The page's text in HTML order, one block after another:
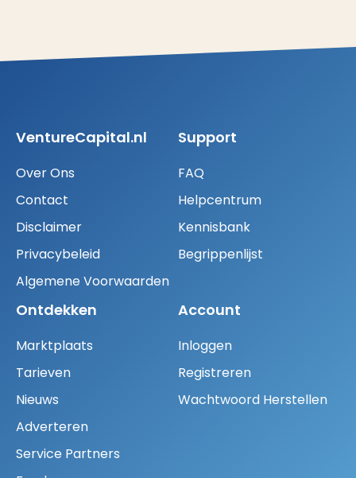
VentureCapital.nl
Over Ons
Contact
Disclaimer
Privacybeleid
Algemene Voorwaarden
Support
FAQ
Helpcentrum
Kennisbank
Begrippenlijst
Ontdekken
Marktplaats
Tarieven
Nieuws
Adverteren
Service Partners
Account
Inloggen
Registreren
Wachtwoord Herstellen